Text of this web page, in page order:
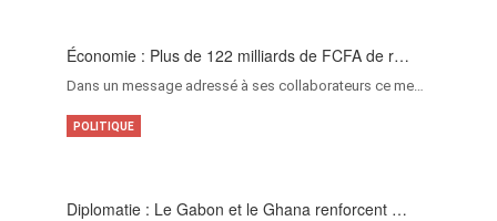
Économie : Plus de 122 milliards de FCFA de r…
Dans un message adressé à ses collaborateurs ce me…
Diplomatie : Le Gabon et le Ghana renforcent …
POLITIQUE